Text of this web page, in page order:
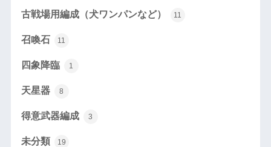
古戦場用編成（犬ワンパンなど） 11
召喚石 11
四象降臨 1
天星器 8
得意武器編成 3
未分類 19